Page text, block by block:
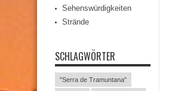
Sehenswürdigkeiten
Strände
SCHLAGWÖRTER
"Serra de Tramuntana"